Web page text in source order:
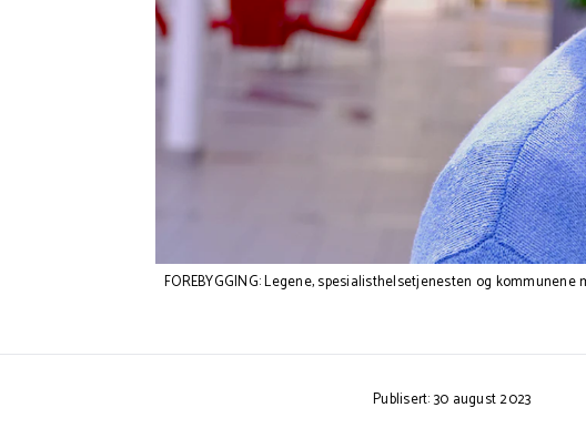
FOREBYGGING: Legene, spesialisthelsetjenesten og
Publisert: 30 august 2023